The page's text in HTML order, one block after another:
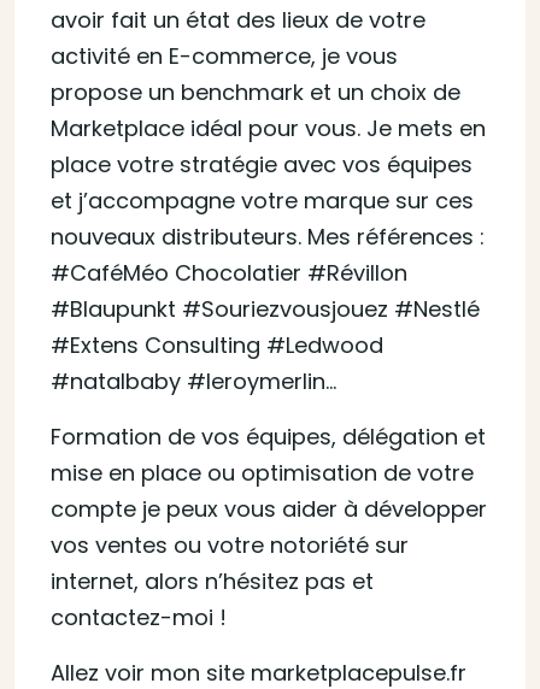
avoir fait un état des lieux de votre
activité en E-commerce, je vous
propose un benchmark et un choix de
Marketplace idéal pour vous. Je mets en
place votre stratégie avec vos équipes
et j’accompagne votre marque sur ces
nouveaux distributeurs. Mes références :
#CaféMéo Chocolatier #Révillon
#Blaupunkt #Souriezvousjouez #Nestlé
#Extens Consulting #Ledwood
#natalbaby #leroymerlin…
Formation de vos équipes, délégation et
mise en place ou optimisation de votre
compte je peux vous aider à développer
vos ventes ou votre notoriété sur
internet, alors n’hésitez pas et
contactez-moi !
Allez voir mon site marketplacepulse.fr